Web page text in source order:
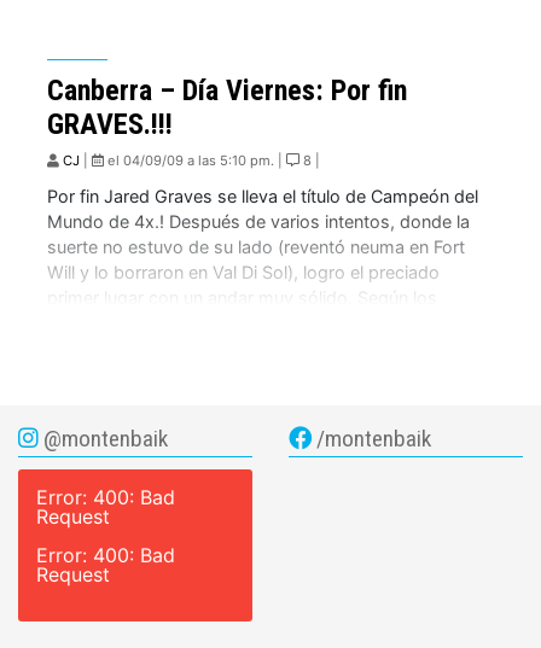
Canberra – Día Viernes: Por fin
GRAVES.!!!
CJ el 04/09/09 a las 5:10 pm. | 8 |
Por fin Jared Graves se lleva el título de Campeón del
Mundo de 4x.! Después de varios intentos, donde la
suerte no estuvo de su lado (reventó neuma en Fort
Will y lo borraron en Val Di Sol), logro el preciado
primer lugar con un andar muy sólido. Según los
@montenbaik
Error: 400: Bad
Request
Error: 400: Bad
Request
/montenbaik